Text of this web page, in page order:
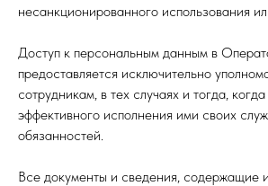
несанкционированного использования
Доступ к персональным данным в
предоставляется исключительно
сотрудникам, в тех случаях и тогда,
эффективного исполнения ими своих
обязанностей.
Все документы и сведения, содержащие